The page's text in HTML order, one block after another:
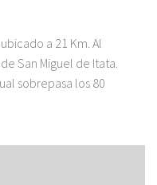
a 21 Km. Al
San Miguel de Itata.
sobrepasa los 80